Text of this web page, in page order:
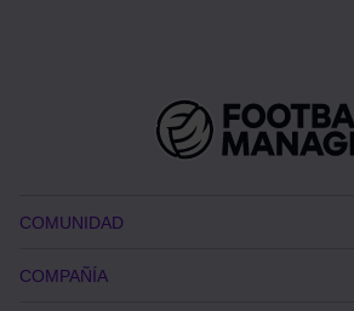
COMUNIDAD
COMPAÑÍA